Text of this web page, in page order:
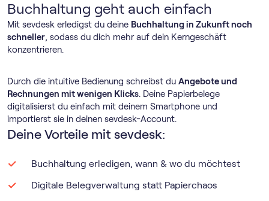
Buchhaltung geht auch einfach
Mit sevdesk erledigst du deine Buchhaltung in Zukunft noch
schneller, sodass du dich mehr auf dein Kerngeschäft
konzentrieren.
Durch die intuitive Bedienung schreibst du Angebote und
Rechnungen mit wenigen Klicks. Deine Papierbelege
digitalisierst du einfach mit deinem Smartphone und
importierst sie in deinen sevdesk-Account.
Deine Vorteile mit sevdesk:
Buchhaltung erledigen, wann & wo du möchtest
Digitale Belegverwaltung statt Papierchaos